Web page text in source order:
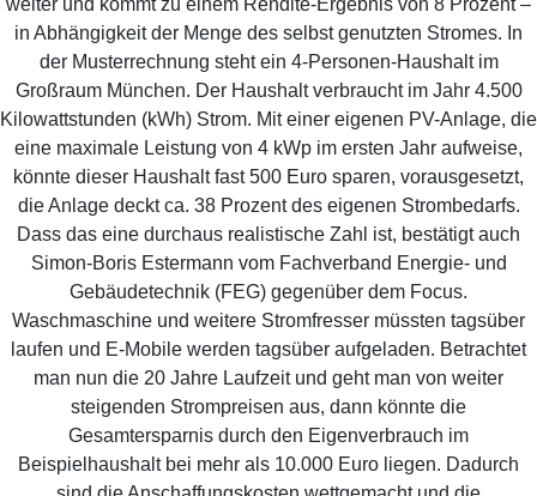
in Abhängigkeit der Menge des selbst genutzten Stromes. In
der Musterrechnung steht ein 4-Personen-Haushalt im
Großraum München. Der Haushalt verbraucht im Jahr 4.500
Kilowattstunden (kWh) Strom. Mit einer eigenen PV-Anlage, die
eine maximale Leistung von 4 kWp im ersten Jahr aufweise,
könnte dieser Haushalt fast 500 Euro sparen, vorausgesetzt,
die Anlage deckt ca. 38 Prozent des eigenen Strombedarfs.
Dass das eine durchaus realistische Zahl ist, bestätigt auch
Simon-Boris Estermann vom Fachverband Energie- und
Gebäudetechnik (FEG) gegenüber dem Focus.
Waschmaschine und weitere Stromfresser müssten tagsüber
laufen und E-Mobile werden tagsüber aufgeladen. Betrachtet
man nun die 20 Jahre Laufzeit und geht man von weiter
steigenden Strompreisen aus, dann könnte die
Gesamtersparnis durch den Eigenverbrauch im
Beispielhaushalt bei mehr als 10.000 Euro liegen. Dadurch